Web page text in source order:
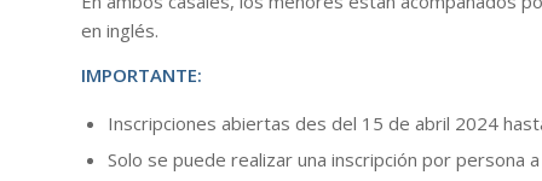
en inglés.
IMPORTANTE:
Inscripciones abiertas des del 15 de abril 2024
Solo se puede realizar una inscripción por persona